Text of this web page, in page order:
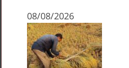
08/08/2026